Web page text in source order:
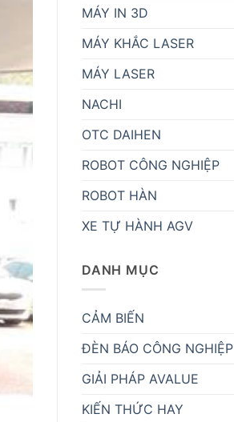
MÁY IN 3D
MÁY KHẮC LASER
MÁY LASER
NACHI
OTC DAIHEN
ROBOT CÔNG NGHIỆP
ROBOT HÀN
XE TỰ HÀNH AGV
DANH MỤC
CẢM BIẾN
ĐÈN BÁO CÔNG NGHIỆP
GIẢI PHÁP AVALUE
KIẾN THỨC HAY